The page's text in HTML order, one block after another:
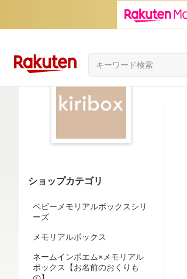
ショップカテゴリ
ベビーメモリアルボックスシリ
ーズ
メモリアルボックス
ネームインポエム×メモリアル
ボックス【お名前のおくりも